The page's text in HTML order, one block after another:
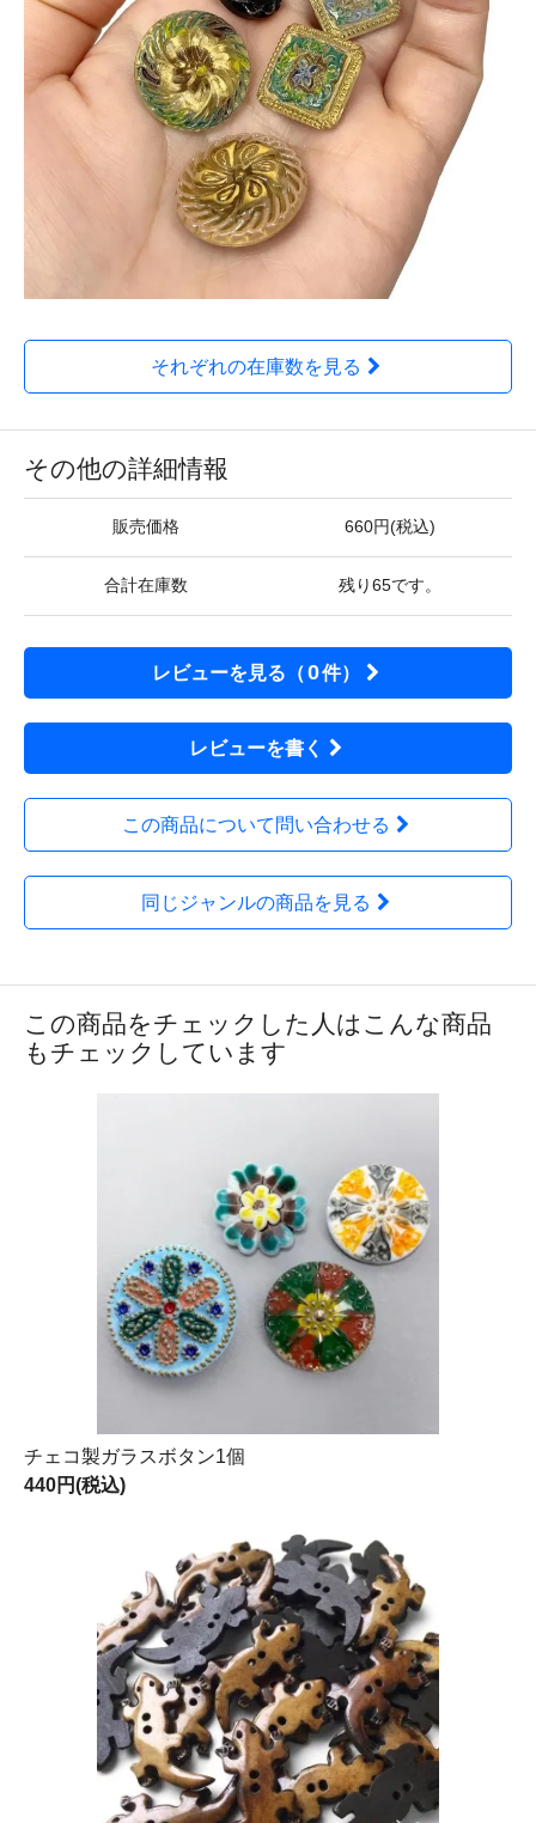
それぞれの在庫数を見る
その他の詳細情報
販売価格 660円(税込)
合計在庫数 残り65です。
レビューを見る（0件）
レビューを書く
この商品について問い合わせる
同じジャンルの商品を見る
この商品をチェックした人はこんな商品
もチェックしています
チェコ製ガラスボタン1個
440円(税込)